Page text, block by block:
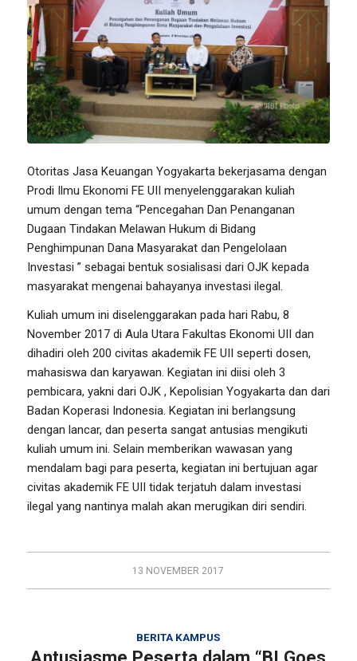
Otoritas Jasa Keuangan Yogyakarta bekerjasama dengan
Prodi Ilmu Ekonomi FE UII menyelenggarakan kuliah
umum dengan tema “Pencegahan Dan Penanganan
Dugaan Tindakan Melawan Hukum di Bidang
Penghimpunan Dana Masyarakat dan Pengelolaan
Investasi ” sebagai bentuk sosialisasi dari OJK kepada
masyarakat mengenai bahayanya investasi ilegal.
Kuliah umum ini diselenggarakan pada hari Rabu, 8
November 2017 di Aula Utara Fakultas Ekonomi UII dan
dihadiri oleh 200 civitas akademik FE UII seperti dosen,
mahasiswa dan karyawan. Kegiatan ini diisi oleh 3
pembicara, yakni dari OJK , Kepolisian Yogyakarta dan dari
Badan Koperasi Indonesia. Kegiatan ini berlangsung
dengan lancar, dan peserta sangat antusias mengikuti
kuliah umum ini. Selain memberikan wawasan yang
mendalam bagi para peserta, kegiatan ini bertujuan agar
civitas akademik FE UII tidak terjatuh dalam investasi
ilegal yang nantinya malah akan merugikan diri sendiri.
13 NOVEMBER 2017
BERITA KAMPUS